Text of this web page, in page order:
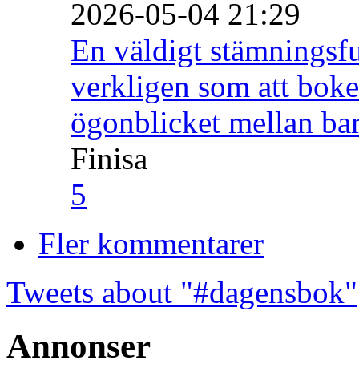
2026-05-04 21:29
En väldigt
verkligen som att
ögonblicket mellan
Finisa
5
Fler kommentarer
Tweets about "#dagensbok"
Annonser